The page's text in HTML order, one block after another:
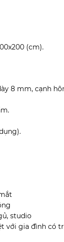
(cm).
8 mm, cạnh
studio
với gia đình có